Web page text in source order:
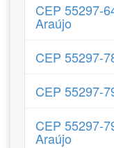
CEP 55297-
Araújo
CEP 55297-
CEP 55297-
CEP 55297-
Araújo